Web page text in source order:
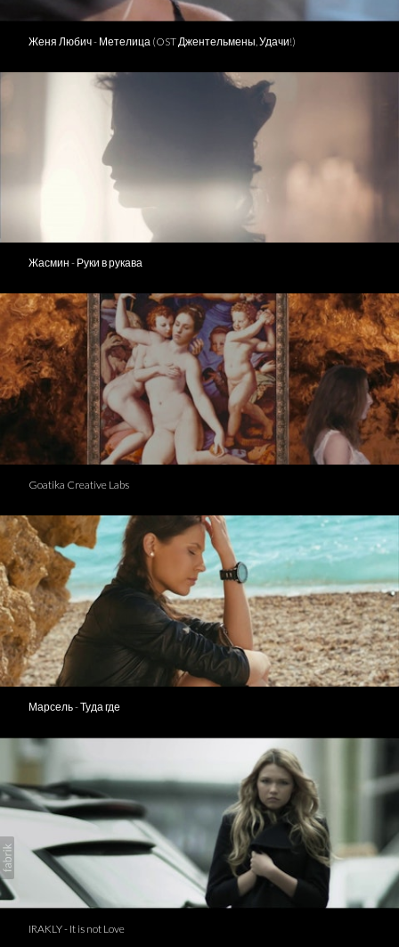
Женя Любич - Метелица (OST Джентельмены, Удачи!)
Жасмин - Руки в рукава
Goatika Creative Labs
Марсель - Туда где
IRAKLY - It is not Love